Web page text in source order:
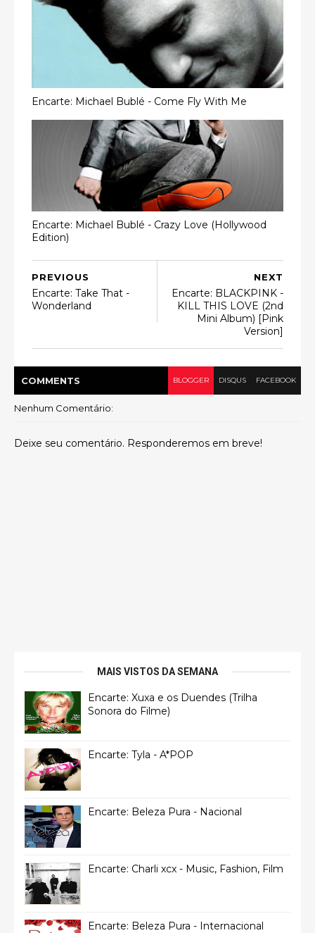
Encarte: Michael Bublé - Come Fly With Me
Encarte: Michael Bublé - Crazy Love (Hollywood
Edition)
NEXT
Encarte: BLACKPINK -
KILL THIS LOVE (2nd
Mini Album) [Pink
Version]
PREVIOUS
Encarte: Take That -
Wonderland
COMMENTS BLOGGER DISQUS FACEBOOK
Nenhum Comentário:
Deixe seu comentário. Responderemos em breve!
MAIS VISTOS DA SEMANA
Encarte: Xuxa e os Duendes (Trilha
Sonora do Filme)
Encarte: Tyla - A*POP
Encarte: Beleza Pura - Nacional
Encarte: Charli xcx - Music, Fashion, Film
Encarte: Beleza Pura - Internacional